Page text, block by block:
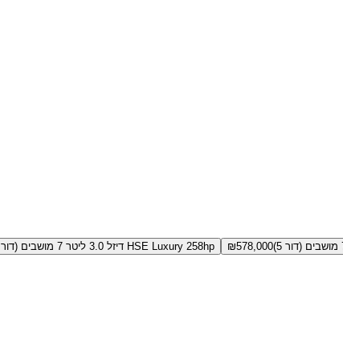
₪578,000 HSE Luxury 258hp דיזל 3.0 ליטר 7 מושבים (דור 5)